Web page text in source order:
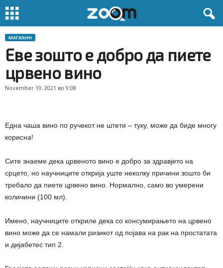
МАГАЗИН
Еве зошто е добро да пиете
црвено вино
November 19, 2021 во 9:08
Една чаша вино по ручекот не штети – туку, може да биде многу
корисна!
Сите знаеме дека црвеното вино е добро за здравјето на
срцето, но научниците открија уште неколку причини зошто би
требало да пиете црвено вино. Нормално, само во умерени
количини (100 мл).
Имено, научниците откриле дека со консумирањето на црвено
вино може да се намали ризикот од појава на рак на простатата
и дијабетес тип 2.